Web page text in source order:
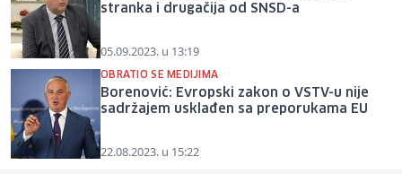
stranka i drugačija od SNSD-a
05.09.2023. u 13:19
OBRATIO SE MEDIJIMA
Borenović: Evropski zakon o VSTV-u nije
sadržajem usklađen sa preporukama EU
22.08.2023. u 15:22